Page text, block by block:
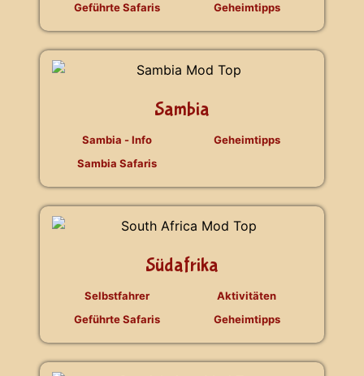
Geführte Safaris
Geheimtipps
Sambia
Sambia - Info
Sambia Safaris
Geheimtipps
Südafrika
Selbstfahrer
Geführte Safaris
Aktivitäten
Geheimtipps